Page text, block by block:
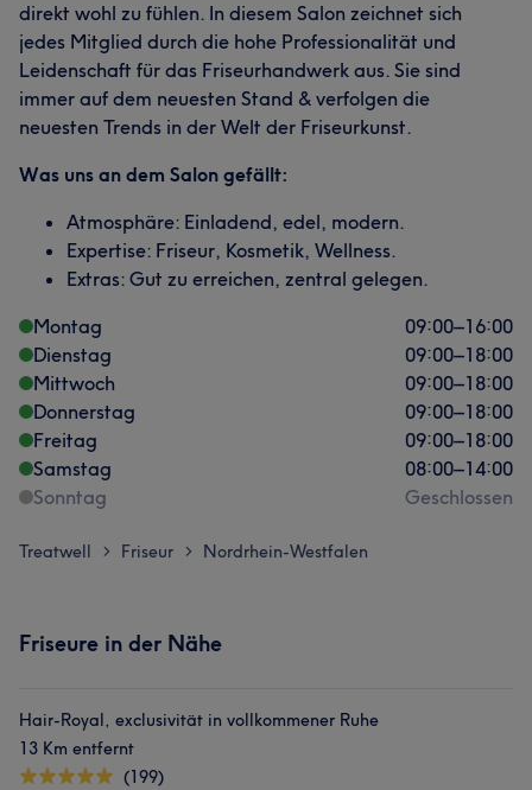
direkt wohl zu fühlen. In diesem Salon zeichnet sich
jedes Mitglied durch die hohe Professionalität und
Leidenschaft für das Friseurhandwerk aus. Sie sind
immer auf dem neuesten Stand & verfolgen die
neuesten Trends in der Welt der Friseurkunst.
Was uns an dem Salon gefällt:
Atmosphäre: Einladend, edel, modern.
Expertise: Friseur, Kosmetik, Wellness.
Extras: Gut zu erreichen, zentral gelegen.
Montag
09:00–16:00
Dienstag
09:00–18:00
Mittwoch
09:00–18:00
Donnerstag
09:00–18:00
Freitag
09:00–18:00
Samstag
08:00–14:00
Sonntag
Geschlossen
Treatwell > Friseur > Nordrhein-Westfalen
Friseure in der Nähe
Hair-Royal, exclusivität in vollkommener Ruhe
13 Km entfernt
(199)